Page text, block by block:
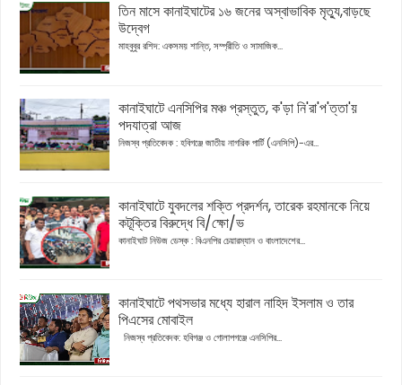
তিন মাসে কানাইঘাটের ১৬ জনের অস্বাভাবিক মৃত্যু,বাড়ছে
উদ্বেগ
মাহবুবুর রশিদ: একসময় শান্তি, সম্প্রীতি ও সামাজিক...
কানাইঘাটে এনসিপির মঞ্চ প্রস্তুত, ক'ড়া নি'রা'প'ত্তা'য়
পদযাত্রা আজ
নিজস্ব প্রতিবেদক : হবিগঞ্জে জাতীয় নাগরিক পার্টি (এনসিপি)-এর...
কানাইঘাটে যুবদলের শক্তি প্রদর্শন, তারেক রহমানকে নিয়ে
কটূক্তির বিরুদ্ধে বি/ক্ষো/ভ
কানাইঘাট নিউজ ডেস্ক : বিএনপির চেয়ারম্যান ও বাংলাদেশের...
কানাইঘাটে পথসভার মধ্যে হারাল নাহিদ ইসলাম ও তার
পিএসের মোবাইল
নিজস্ব প্রতিবেদক: হবিগঞ্জ ও গোলাপগঞ্জে এনসিপির...